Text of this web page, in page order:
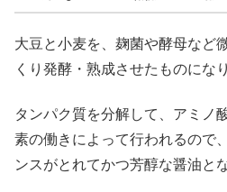
大豆と小麦を、麹菌や酵母など
くり発酵・熟成させたものにな
タンパク質を分解して、アミノ
素の働きによって行われるので
ンスがとれてかつ芳醇な醤油と